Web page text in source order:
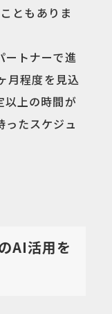
ともありま
ートナーで進
月程度を見込
以上の時間が
ったスケジュ
AI活用を